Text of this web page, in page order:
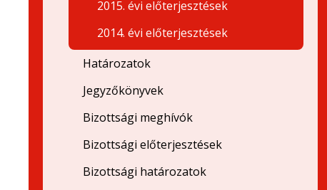
2015. évi előterjesztések
2014. évi előterjesztések
Határozatok
Jegyzőkönyvek
Bizottsági meghívók
Bizottsági előterjesztések
Bizottsági határozatok